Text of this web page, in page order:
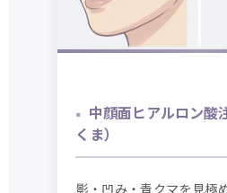
中顔面ヒアルロン酸
くま）
影・凹み・青クマを見極